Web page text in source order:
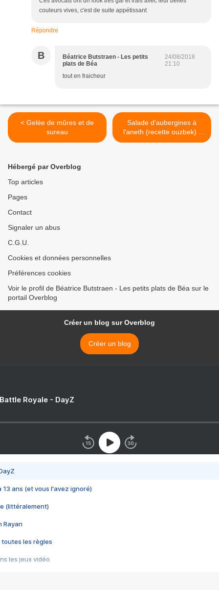
couleurs vives, c'est de suite appétissant
Répondre
B
Béatrice Butstraen - Les petits
plats de Béa
24/08/2018
21:10
tout en fraicheur
< Gelée de mûres et de
sureau
Salade d'aubergines à
l'aneth (recette ouzbek) -
Ouzbékistan : Khiva >
Hébergé par Overblog
Top articles
Pages
Contact
Signaler un abus
C.G.U.
Cookies et données personnelles
Préférences cookies
Voir le profil de Béatrice Butstraen - Les petits plats de Béa sur le
portail Overblog
Créer un blog sur Overblog
Créer un blog
Royale - DayZ
13 ans (et vous l'avez ignoré)
(littéralement)
Rayan
toutes les règles
les jeux vidéo